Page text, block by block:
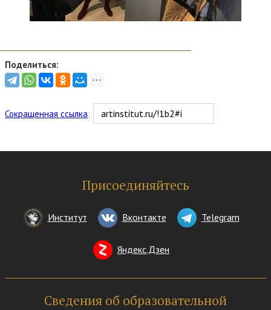
Поделиться:
Сокращенная ссылка:
Присоединяйтесь
Институт Вконтакте Telegram
Яндекс.Дзен
Сведения об образовательной